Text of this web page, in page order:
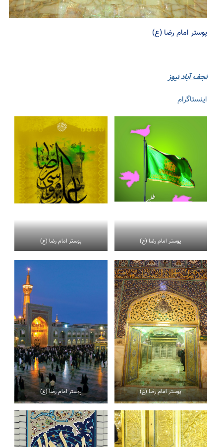
پوستر امام رضا (ع)
نجف آباد نیوز
اینستاگرام
پوستر امام رضا (ع) پوستر امام رضا (ع)
پوستر امام رضا (ع) پوستر امام رضا (ع)